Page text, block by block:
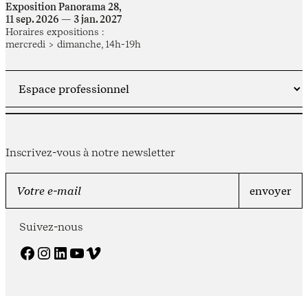
Exposition Panorama 28,
11 sep. 2026 — 3 jan. 2027
Horaires expositions :
mercredi > dimanche, 14h-19h
Inscrivez-vous à notre newsletter
Suivez-nous
Facebook Instagram LinkedIn YouTube Vimeo